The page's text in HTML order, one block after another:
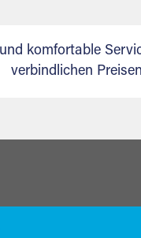
komfortable
verbindlichen